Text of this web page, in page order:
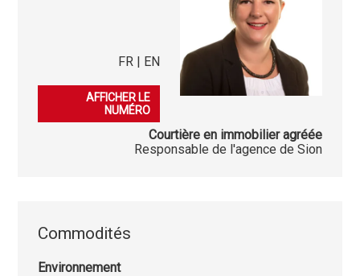
FR | EN
079 541 03 86
AFFICHER LE
NUMÉRO
Courtière en immobilier agréée
Responsable de l'agence de Sion
Commodités
Environnement